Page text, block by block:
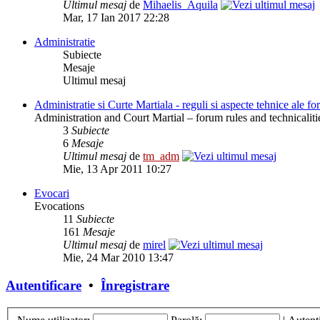
Ultimul mesaj de Mihaelis_Aquila
Mar, 17 Ian 2017 22:28
Administratie
Subiecte
Mesaje
Ultimul mesaj
Administratie si Curte Martiala - reguli si aspecte tehnice ale
Administration and Court Martial – forum rules and
3 Subiecte
6 Mesaje
Ultimul mesaj de tm_adm
Mie, 13 Apr 2011 10:27
Evocari
Evocations
11 Subiecte
161 Mesaje
Ultimul mesaj de mirel
Mie, 24 Mar 2010 13:47
Autentificare • Înregistrare